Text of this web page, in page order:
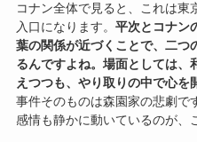
コナン全体で見ると、これは
入口になります。 平次とコナン
葉の関係が近づくことで、二つ
るんですよね。 場面としては、
えつつも、やり取りの中で心を
事件そのものは森園家の悲劇で
感情も静かに動いているのが、